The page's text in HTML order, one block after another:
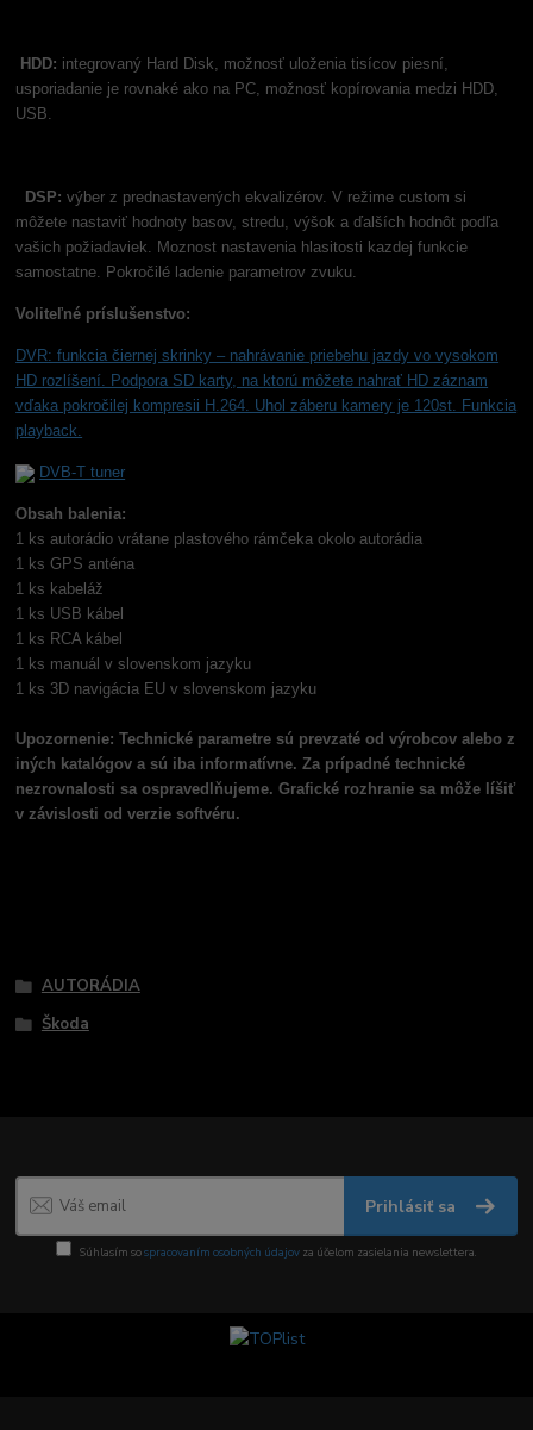
HDD: integrovaný Hard Disk, možnosť uloženia tisícov piesní,
usporiadanie je rovnaké ako na PC, možnosť kopírovania medzi HDD,
USB.
DSP: výber z prednastavených ekvalizérov. V režime custom si
môžete nastaviť hodnoty basov, stredu, výšok a ďalších hodnôt podľa
vašich požiadaviek. Moznost nastavenia hlasitosti kazdej funkcie
samostatne. Pokročilé ladenie parametrov zvuku.
Voliteľné príslušenstvo:
DVR: funkcia čiernej skrinky – nahrávanie priebehu jazdy vo vysokom
HD rozlíšení. Podpora SD karty, na ktorú môžete nahrať HD záznam
vďaka pokročilej kompresii H.264. Uhol záberu kamery je 120st. Funkcia
playback.
DVB-T tuner
Obsah balenia:
1 ks autorádio vrátane plastového rámčeka okolo autorádia
1 ks GPS anténa
1 ks kabeláž
1 ks USB kábel
1 ks RCA kábel
1 ks manuál v slovenskom jazyku
1 ks 3D navigácia EU v slovenskom jazyku
Upozornenie: Technické parametre sú prevzaté od výrobcov alebo z
iných katalógov a sú iba informatívne. Za prípadné technické
nezrovnalosti sa ospravedlňujeme. Grafické rozhranie sa môže líšiť
v závislosti od verzie softvéru.
AUTORÁDIA
Škoda
Prihlásiť sa
Súhlasím sospracovaním osobných údajov za účelom zasielania newslettera.